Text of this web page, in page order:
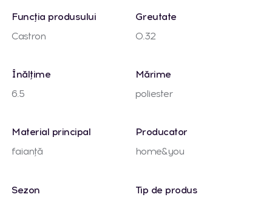
Funcția produsului
Castron
Greutate
0.32
Înălțime
6.5
Mărime
poliester
Material principal
faianță
Producator
home&you
Sezon
Tip de produs